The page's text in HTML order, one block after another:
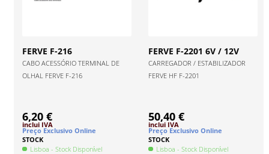
FERVE F-216
CABO ACESSÓRIO TERMINAL DE
OLHAL FERVE F-216
6,20 €
inclui IVA
Preço Exclusivo Online
STOCK
Lisboa - Stock Disponível
FERVE F-2201 6V / 12V
CARREGADOR / ESTABILIZADOR
FERVE HF F-2201
50,40 €
inclui IVA
Preço Exclusivo Online
STOCK
Lisboa - Stock Disponível